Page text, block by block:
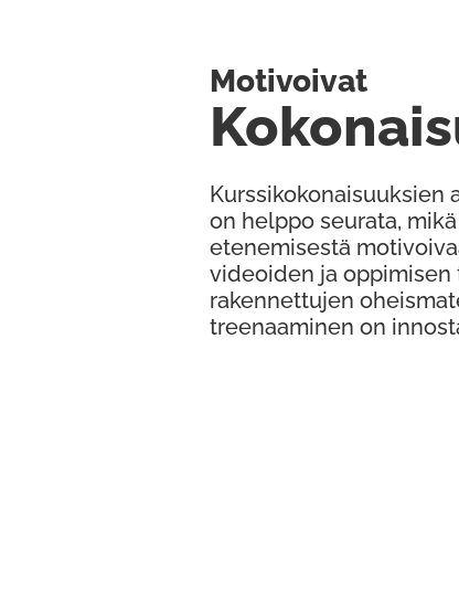
Kurssikokonaisuuksien
on helppo seurata,
etenemisestä
videoiden ja oppimisen
rakennettujen
treenaaminen on
Motivoivat